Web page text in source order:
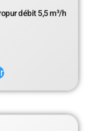
débit 5,5 m³/h